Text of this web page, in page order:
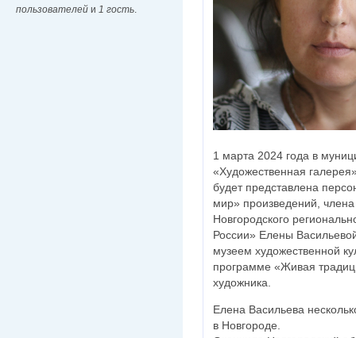
пользователей и 1 гость
1 марта 2024 года в
«Художественная
будет представлена
мир» произведений, члена
Новгородского
России» Елены
музеем художественной
программе «Живая
художника.
Елена Васильева
в Новгороде.